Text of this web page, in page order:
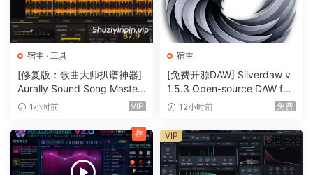
Granulator III
Robert Henke 的最新版本的颗粒乐器现在具有 MPE 功能，可
让您对音符弯曲、颤音和滑音等参数进行富有表现力的控制。
此外，您现在可以实时捕捉音频并立即开始处理它。Roar借助
Live 的新色彩和饱和度效果，创造出从微妙而
的母带级温暖到狂野而不可预测的声音衰减的一切。Roar 的三
个饱和级可以串联、并联使用，甚至可以在中/侧和多频带配置
宿主 · 工具
[修复版：歌曲大师扒谱神器]
Aurally Sound Song Master
PRO v5.0.02 REV 1 [WiN]
1小时前 VIP
宿主
[免费开源DAW] Silverdaw v
1.5.3 Open-source DAW for
remixing & mashups [WiN]
12小时前 免费
荐 VIP